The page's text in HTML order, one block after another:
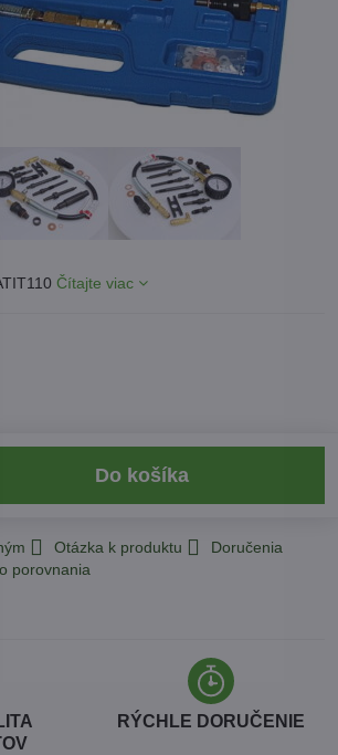
Čítajte viac
Do košíka
Otázka k produktu Doručenia
RÝCHLE DORUČENIE